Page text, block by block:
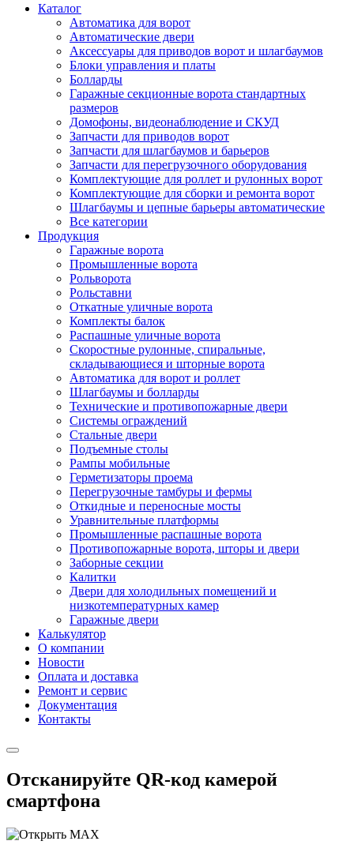
Каталог
Автоматика для ворот
Автоматические двери
Аксессуары для приводов ворот и шлагбаумов
Блоки управления и платы
Болларды
Гаражные секционные ворота стандартных
размеров
Домофоны, видеонаблюдение и СКУД
Запчасти для приводов ворот
Запчасти для шлагбаумов и барьеров
Запчасти для перегрузочного оборудования
Комплектующие для роллет и рулонных ворот
Комплектующие для сборки и ремонта ворот
Шлагбаумы и цепные барьеры автоматические
Все категории
Продукция
Гаражные ворота
Промышленные ворота
Рольворота
Рольставни
Откатные уличные ворота
Комплекты балок
Распашные уличные ворота
Скоростные рулонные, спиральные,
складывающиеся и шторные ворота
Автоматика для ворот и роллет
Шлагбаумы и болларды
Технические и противопожарные двери
Системы ограждений
Стальные двери
Подъемные столы
Рампы мобильные
Герметизаторы проема
Перегрузочные тамбуры и фермы
Откидные и переносные мосты
Уравнительные платформы
Промышленные распашные ворота
Противопожарные ворота, шторы и двери
Заборные секции
Калитки
Двери для холодильных помещений и
низкотемпературных камер
Гаражные двери
Калькулятор
О компании
Новости
Оплата и доставка
Ремонт и сервис
Документация
Контакты
Отсканируйте QR-код камерой
смартфона